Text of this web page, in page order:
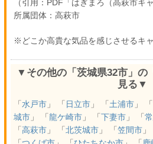
（引用：PDF「はぎまろ（高萩市キ
所属団体：高萩市
※どこか高貴な気品を感じさせるキ
▼その他の「茨城県32市」の
見る▼
「 水戸市」 「 日立市」 「 土浦市」 「
城市」 「 龍ケ崎市」 「 下妻市」 「
「 高萩市」 「 北茨城市」 「 笠間市」